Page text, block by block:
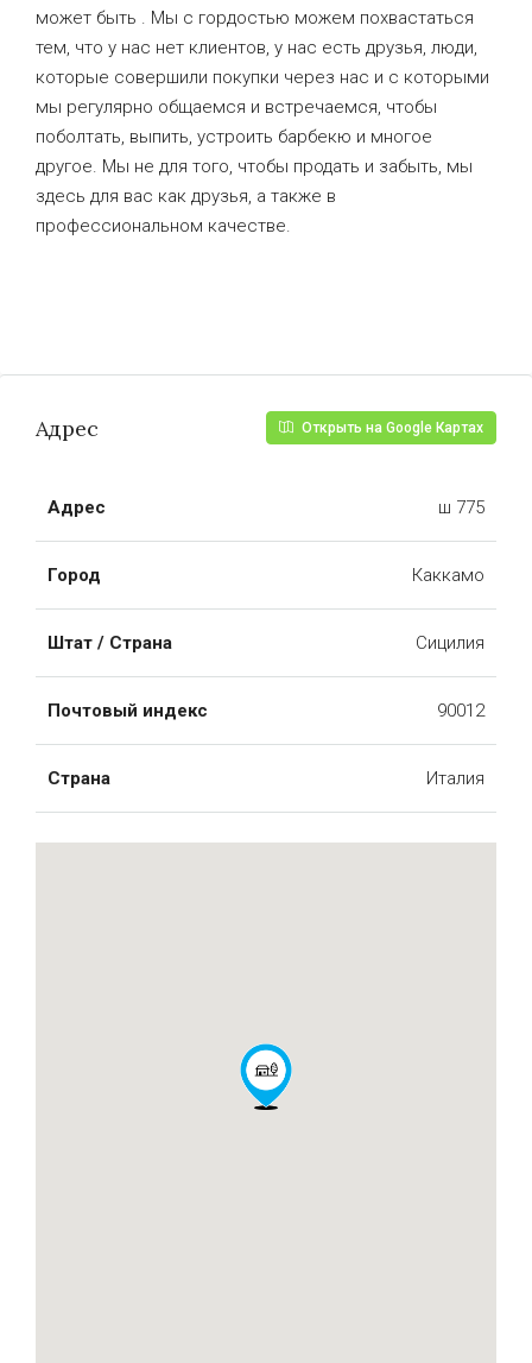
может быть . Мы с гордостью можем похвастаться
тем, что у нас нет клиентов, у нас есть друзья, люди,
которые совершили покупки через нас и с которыми
мы регулярно общаемся и встречаемся, чтобы
поболтать, выпить, устроить барбекю и многое
другое. Мы не для того, чтобы продать и забыть, мы
здесь для вас как друзья, а также в
профессиональном качестве.
Адрес Открыть на Google Картах
Адрес ш 775
Город Каккамо
Штат / Страна Сицилия
Почтовый индекс 90012
Страна Италия